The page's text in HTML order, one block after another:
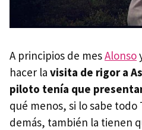
A principios de mesAlonso
hacer la visita de rigor a
piloto tenía que
qué menos, si lo sabe
demás, también la tienen